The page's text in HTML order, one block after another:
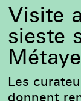
Visite
sieste
Les
donnent